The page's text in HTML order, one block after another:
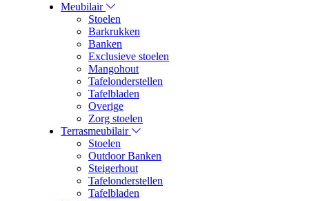
Meubilair
Stoelen
Barkrukken
Banken
Exclusieve stoelen
Mangohout
Tafelonderstellen
Tafelbladen
Overige
Zorg stoelen
Terrasmeubilair
Stoelen
Outdoor Banken
Steigerhout
Tafelonderstellen
Tafelbladen